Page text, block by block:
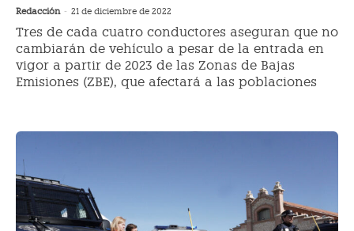
Redacción - 21 de diciembre de 2022
Tres de cada cuatro conductores aseguran que no
cambiarán de vehículo a pesar de la entrada en
vigor a partir de 2023 de las Zonas de Bajas
Emisiones (ZBE), que afectará a las poblaciones